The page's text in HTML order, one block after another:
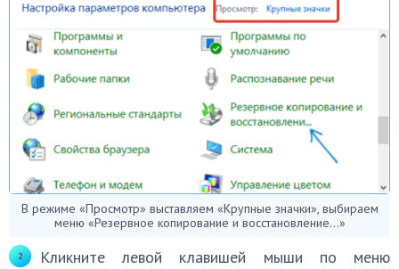
В режиме «Просмотр» выставляем «Крупные значки», выбираем
меню «Резервное копирование и восстановление…»
Кликните левой клавишей мыши по меню